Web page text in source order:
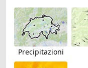
Precipitazioni